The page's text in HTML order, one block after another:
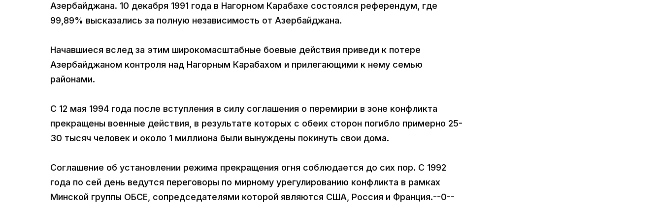
Азербайджана. 10 декабря 1991 года в Нагорном Карабахе состоялся референдум, где
99,89% высказались за полную независимость от Азербайджана.
Начавшиеся вслед за этим широкомасштабные боевые действия приведи к потере
Азербайджаном контроля над Нагорным Карабахом и прилегающими к нему семью
районами.
С 12 мая 1994 года после вступления в силу соглашения о перемирии в зоне конфликта
прекращены военные действия, в результате которых с обеих сторон погибло примерно 25-
30 тысяч человек и около 1 миллиона были вынуждены покинуть свои дома.
Соглашение об установлении режима прекращения огня соблюдается до сих пор. С 1992
года по сей день ведутся переговоры по мирному урегулированию конфликта в рамках
Минской группы ОБСЕ, сопредседателями которой являются США, Россия и Франция.--0--